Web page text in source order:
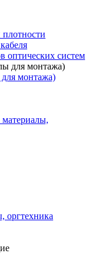
оптических систем
монтажа)
оргтехника